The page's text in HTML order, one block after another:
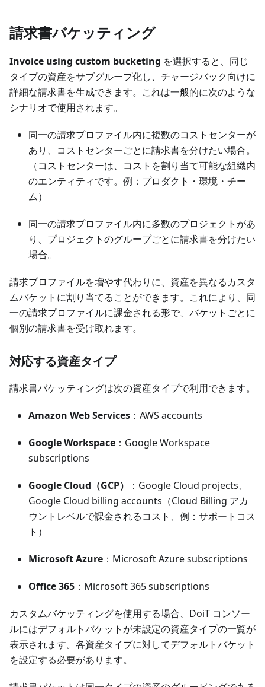
請求書バケッティング
Invoice using custom bucketing を選択すると、同じ
タイプの資産をサブグループ化し、チャージバック向けに
詳細な請求書を生成できます。これは一般的に次のような
シナリオで使用されます。
同一の請求プロファイル内に複数のコストセンターが
あり、コストセンターごとに請求書を分けたい場合。
（コストセンターは、コストを割り当て可能な組織内
のエンティティです。例：プロダクト・環境・チー
ム）
同一の請求プロファイル内に多数のプロジェクトがあ
り、プロジェクトのグループごとに請求書を分けたい
場合。
請求プロファイルを増やす代わりに、資産を異なるカスタ
ムバケットに割り当てることができます。これにより、同
一の請求プロファイルに課金される形で、バケットごとに
個別の請求書を受け取れます。
対応する資産タイプ
請求書バケッティングは次の資産タイプで利用できます。
Amazon Web Services ：AWS accounts
Google Workspace ：Google Workspace
subscriptions
Google Cloud（GCP）
：Google Cloud projects、
Google Cloud billing accounts（Cloud Billing アカ
ウントレベルで課金されるコスト、例：サポートコス
ト）
Microsoft Azure ：Microsoft Azure subscriptions
Office 365 ：Microsoft 365 subscriptions
カスタムバケッティングを使用する場合、DoiT コンソー
ルにはデフォルトバケットが未設定の資産タイプの一覧が
表示されます。各資産タイプに対してデフォルトバケット
を設定する必要があります。